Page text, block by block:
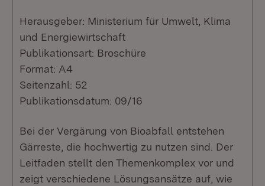
Herausgeber: Ministerium für Umwelt, Klima
und Energiewirtschaft
Publikationsart: Broschüre
Format: A4
Seitenzahl: 52
Publikationsdatum: 09/16
Bei der Vergärung von Bioabfall entstehen
Gärreste, die hochwertig zu nutzen sind. Der
Leitfaden stellt den Themenkomplex vor und
zeigt verschiedene Lösungsansätze auf, wie